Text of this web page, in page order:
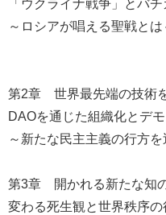
「ウクライナ戦争」とバチ
～ロシアが唱える聖戦とは
第2章 世界最先端の技術
DAOを通じた組織化とデ
～新たな民主主義の行方を
第3章 開かれる新たな知
変わる死生観と世界秩序の